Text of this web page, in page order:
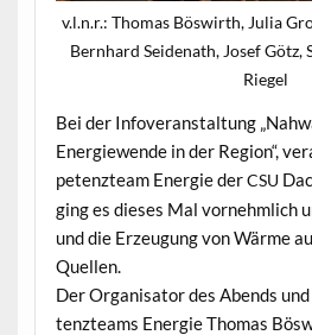
v.l.n.r.: Thomas Böswirth, Julia
Bern­hard Sei­de­nath, Josef Götz,
Riegel
Bei der Infover­anstal­tung
Energiewende in der Region“,
pe­ten­zteam Energie derCSU
ging es dieses Mal vornehm­lich
und die Erzeu­gung von Wärme
Quellen.
Der Organ­isator des Abends
ten­zteams Energie Thomas